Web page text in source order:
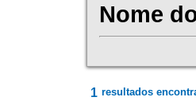
Nome
1 resultados